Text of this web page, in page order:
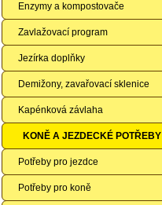
Enzymy a kompostovače
Zavlažovací program
Jezírka doplňky
Demižony, zavařovací sklenice
Kapénková závlaha
KONĚ A JEZDECKÉ POTŘEBY
Potřeby pro jezdce
Potřeby pro koně